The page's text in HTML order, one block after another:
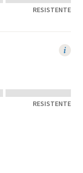
RESISTENTE
RESISTENTE